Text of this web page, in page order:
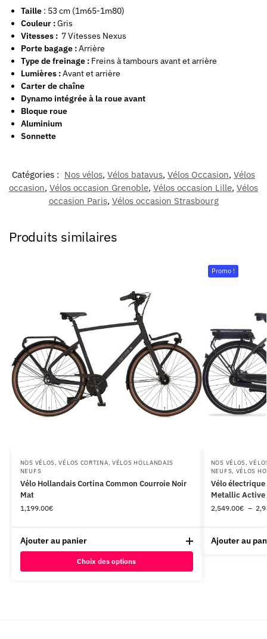
Taille : 53 cm (1m65-1m80)
Couleur :Gris
Vitesses : 7 Vitesses Nexus
Porte bagage :Arrière
Type de freinage : Freins à tambours avant et arrière
Lumières :Avant et arrière
Carter de chaîne
Dynamo intégrée à la roue avant
Bloque roue
Aluminium
Sonnette
Catégories : Nos vélos, Vélos batavus, Vélos Occasion, Vélos
occasion, Vélos occasion Grenoble, Vélos occasion Lille, Vélos
occasion Paris, Vélos occasion Strasbourg
Produits similaires
NOS VÉLOS,VÉLOS CORTINA, VÉLOS HOLLANDAIS
NEUFS
Vélo Hollandais Cortina Common Courroie Noir
Mat
1,199.00€
Ajouter au panier
Choix des options
Promo !
NOS VÉLOS,
NEUFS, VÉLOS
Vélo électrique
Metallic
2,549.00€ –
Ajouter au